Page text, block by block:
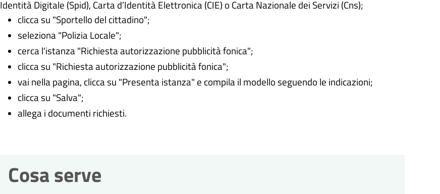
Identità Digitale (Spid), Carta d’Identità Elettronica (CIE) o Carta Nazionale dei Servizi (Cns);
clicca su "Sportello del cittadino";
seleziona "Polizia Locale";
cerca l'istanza "Richiesta autorizzazione pubblicità fonica";
clicca su "Richiesta autorizzazione pubblicità fonica";
vai nella pagina, clicca su "Presenta istanza" e compila il modello seguendo le indicazioni;
clicca su "Salva";
allega i documenti richiesti.
Cosa serve